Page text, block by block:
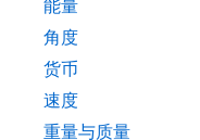
能量
角度
货币
速度
重量与质量